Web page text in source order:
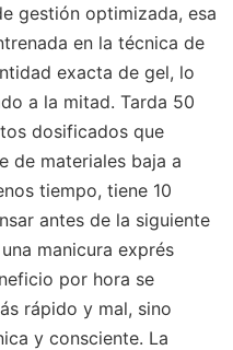
gestión optimizada, esa
en la técnica de
exacta de gel, lo
a la mitad. Tarda 50
dosificados que
de materiales baja a
tiempo, tiene 10
antes de la siguiente
manicura exprés
por hora se
rápido y mal, sino
y consciente. La